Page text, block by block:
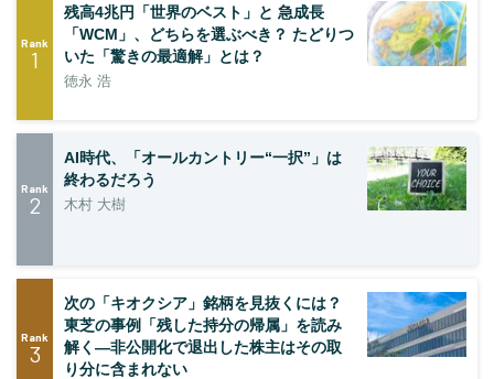
Rank
1
残高4兆円「世界のベスト」と 急成長
「WCM」、どちらを選ぶべき？ たどりつ
いた「驚きの最適解」とは？
徳永 浩
Rank
2
AI時代、「オールカントリー“一択”」は
終わるだろう
木村 大樹
Rank
3
次の「キオクシア」銘柄を見抜くには？
東芝の事例「残した持分の帰属」を読み
解く—非公開化で退出した株主はその取
り分に含まれない